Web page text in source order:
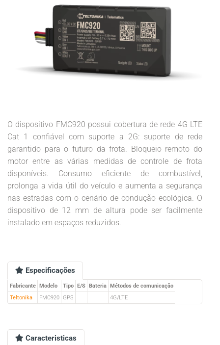
O dispositivo FMC920 possui cobertura de rede 4G LTE
Cat 1 confiável com suporte a 2G: suporte de rede
garantido para o futuro da frota. Bloqueio remoto do
motor entre as várias medidas de controle de frota
disponíveis. Consumo eficiente de combustível,
prolonga a vida útil do veículo e aumenta a segurança
nas estradas com o cenário de condução ecológica. O
dispositivo de 12 mm de altura pode ser facilmente
instalado em espaços reduzidos.
Especificações
Fabricante Modelo Tipo E/S Bateria Métodos de comunicação
Teltonika
FMC920 GPS 4G/LTE
Caracteristicas